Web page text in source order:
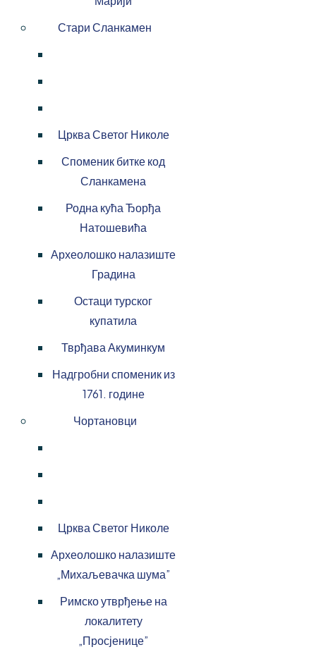
Стари Сланкамен
Црква Светог Николе
Споменик битке код
Сланкамена
Родна кућа Ђорђа
Натошевића
Археолошко налазиште
Градина
Остаци турског
купатила
Тврђава Акуминкум
Надгробни споменик из
1761. године
Чортановци
Црква Светог Николе
Археолошко налазиште
„Михаљевачка шума”
Римско утврђење на
локалитету
„Просјенице”